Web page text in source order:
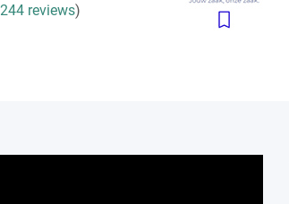
244 reviews)